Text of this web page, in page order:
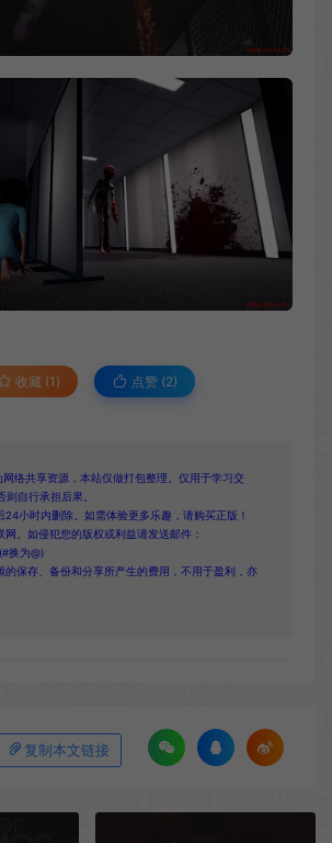
收藏 (1) 点赞 (2)
络共享资源，本站仅做打包整理。仅用于学习交
自行承担后果。
24小时内删除。如需体验更多乐趣，请购买正版！
网。如侵犯您的版权或利益请发送邮件：
换为@)
的保存、备份和分享所产生的费用，不用于盈利，亦
复制本文链接